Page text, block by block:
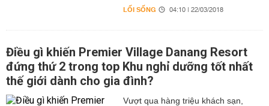
LỐI SỐNG 04:10 | 22/03/2018
Điều gì khiến Premier Village Danang Resort
đứng thứ 2 trong top Khu nghỉ dưỡng tốt nhất
thế giới dành cho gia đình?
Vượt qua hàng triệu khách sạn,